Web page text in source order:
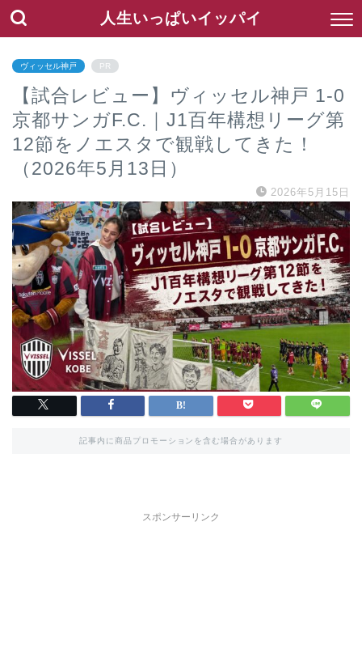
人生いっぱいイッパイ
ヴィッセル神戸 PR
【試合レビュー】ヴィッセル神戸 1-0
京都サンガF.C.｜J1百年構想リーグ第
12節をノエスタで観戦してきた！
（2026年5月13日）
2026年5月15日
記事内に商品プロモーションを含む場合があります
スポンサーリンク